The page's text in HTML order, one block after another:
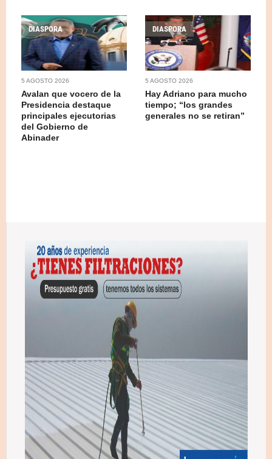
DIASPORA
5 AGOSTO 2026
Avalan que vocero de la
Presidencia destaque
principales ejecutorias
del Gobierno de
Abinader
DIASPORA
5 AGOSTO 2026
Hay Adriano para mucho
tiempo; “los grandes
generales no se retiran”